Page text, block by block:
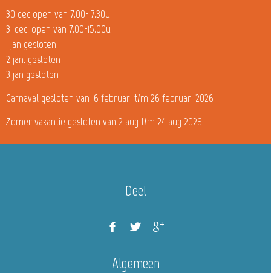
30 dec open van 7.00-17.30u
31 dec. open van 7.00-15.00u
1 jan gesloten
2 jan. gesloten
3 jan gesloten
Carnaval gesloten van 16 februari t/m 26 februari 2026
Zomer vakantie gesloten van 2 aug t/m 24 aug 2026
Deel
Algemeen